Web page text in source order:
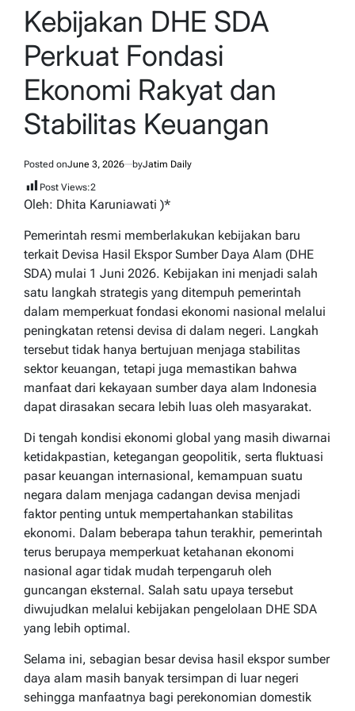
Kebijakan DHE SDA
Perkuat Fondasi
Ekonomi Rakyat dan
Stabilitas Keuangan
Posted onJune 3, 2026 byJatim Daily
Post Views:2
Oleh: Dhita Karuniawati )*
Pemerintah resmi memberlakukan kebijakan baru
terkait Devisa Hasil Ekspor Sumber Daya Alam (DHE
SDA) mulai 1 Juni 2026. Kebijakan ini menjadi salah
satu langkah strategis yang ditempuh pemerintah
dalam memperkuat fondasi ekonomi nasional melalui
peningkatan retensi devisa di dalam negeri. Langkah
tersebut tidak hanya bertujuan menjaga stabilitas
sektor keuangan, tetapi juga memastikan bahwa
manfaat dari kekayaan sumber daya alam Indonesia
dapat dirasakan secara lebih luas oleh masyarakat.
Di tengah kondisi ekonomi global yang masih diwarnai
ketidakpastian, ketegangan geopolitik, serta fluktuasi
pasar keuangan internasional, kemampuan suatu
negara dalam menjaga cadangan devisa menjadi
faktor penting untuk mempertahankan stabilitas
ekonomi. Dalam beberapa tahun terakhir, pemerintah
terus berupaya memperkuat ketahanan ekonomi
nasional agar tidak mudah terpengaruh oleh
guncangan eksternal. Salah satu upaya tersebut
diwujudkan melalui kebijakan pengelolaan DHE SDA
yang lebih optimal.
Selama ini, sebagian besar devisa hasil ekspor sumber
daya alam masih banyak tersimpan di luar negeri
sehingga manfaatnya bagi perekonomian domestik